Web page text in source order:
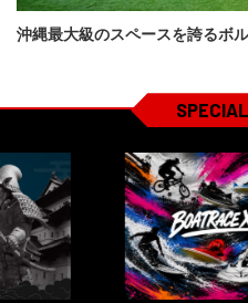
沖縄最大級のスペースを誇るボ